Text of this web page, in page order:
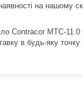
на нашому
Contracor MTC-11.0
в будь-яку точку